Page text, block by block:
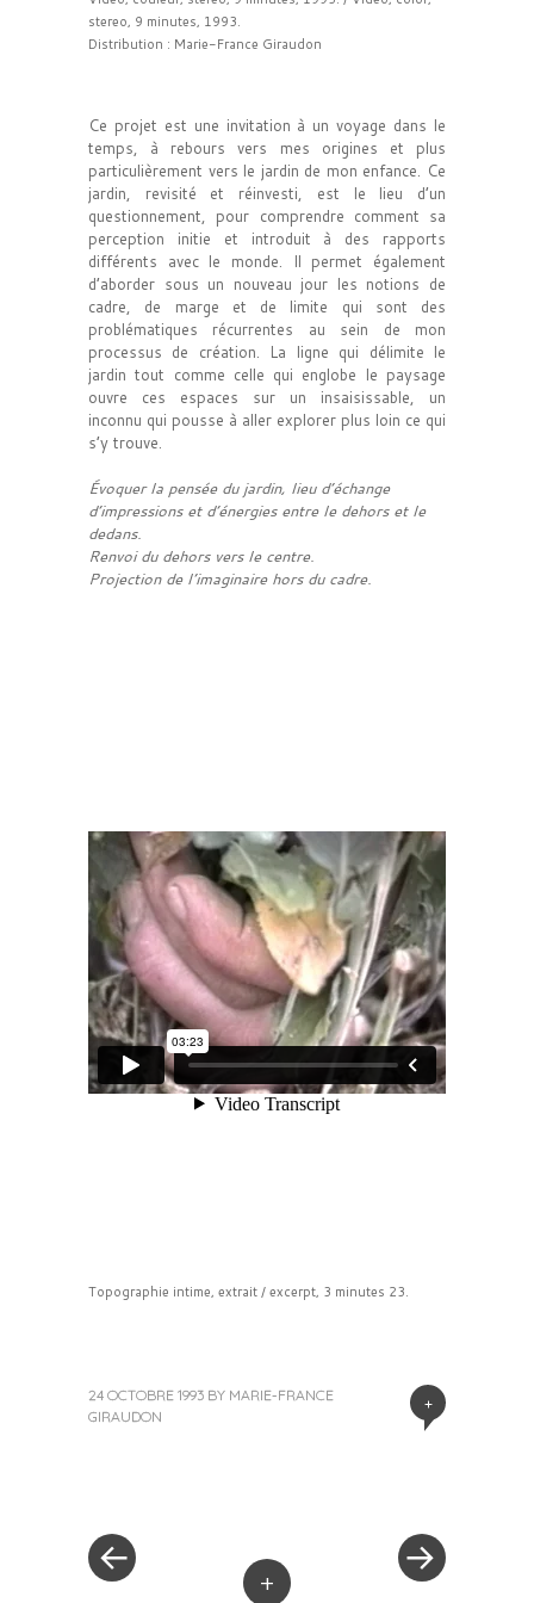
stereo, 9 minutes, 1993.
Distribution : Marie-France Giraudon
Ce projet est une invitation à un voyage dans le
temps, à rebours vers mes origines et plus
particulièrement vers le jardin de mon enfance. Ce
jardin, revisité et réinvesti, est le lieu d’un
questionnement, pour comprendre comment sa
perception initie et introduit à des rapports
différents avec le monde. Il permet également
d’aborder sous un nouveau jour les notions de
cadre, de marge et de limite qui sont des
problématiques récurrentes au sein de mon
processus de création. La ligne qui délimite le
jardin tout comme celle qui englobe le paysage
ouvre ces espaces sur un insaisissable, un
inconnu qui pousse à aller explorer plus loin ce qui
s’y trouve.
Évoquer la pensée du jardin, lieu d’échange
d’impressions et d’énergies entre le dehors et le
dedans.
Renvoi du dehors vers le centre.
Projection de l’imaginaire hors du cadre.
Topographie intime, extrait / excerpt, 3 minutes 23.
+
24 OCTOBRE 1993 BY MARIE-FRANCE
GIRAUDON
+